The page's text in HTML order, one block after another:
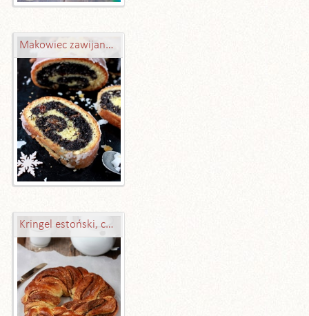
Makowiec zawijany mojej babci
Kringel estoński, czyli wieniec drożdżowy z cynamonem lub marcepanem